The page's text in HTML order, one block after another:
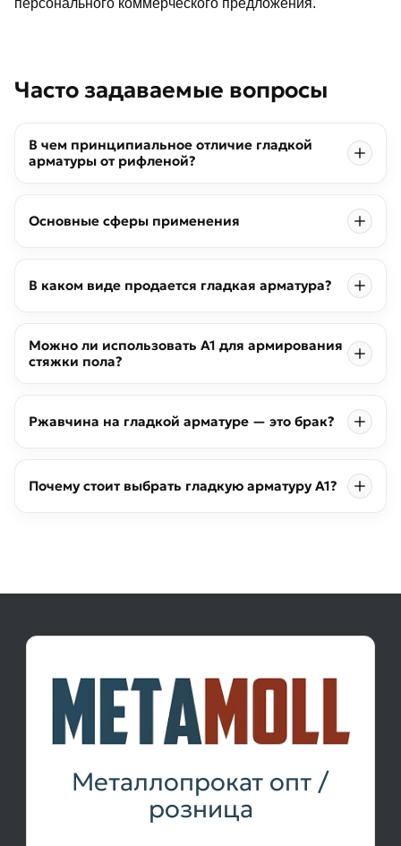
персонального коммерческого предложения.
Часто задаваемые вопросы
В чем принципиальное отличие гладкой
арматуры от рифленой?
Основные сферы применения
В каком виде продается гладкая арматура?
Можно ли использовать А1 для армирования
стяжки пола?
Ржавчина на гладкой арматуре — это брак?
Почему стоит выбрать гладкую арматуру А1?
Металлопрокат опт /
розница